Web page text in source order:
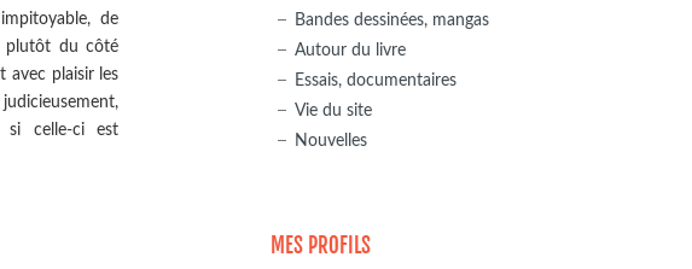
de
plutôt du côté
avec plaisir les
si celle-ci est
Bandes dessinées, mangas
Autour du livre
Essais, documentaires
Vie du site
Nouvelles
MES PROFILS